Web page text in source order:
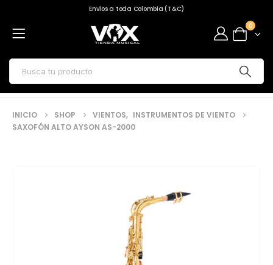
Envíos a toda Colombia (T&C)
0
INICIO SHOP VIENTOS, INSTRUMENTOS DE VIENTO
SAXOFÓN ALTO AYSON AS-2000